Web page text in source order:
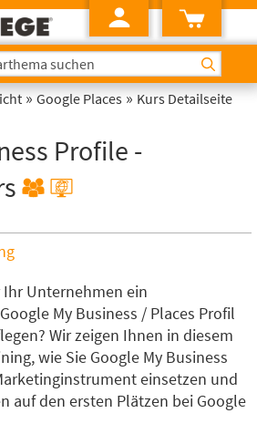
» Google Places » Kurs Detailseite
Profile -
Unternehmen ein
My Business / Places Profil
Wir zeigen Ihnen in diesem
wie Sie Google My Business
einsetzen und
auf den ersten Plätzen bei Google